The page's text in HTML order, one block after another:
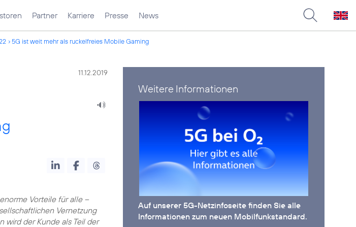
Partner Karriere Presse News
5G ist weit mehr als ruckelfreies Mobile Gaming
11.12.2019
Vorteile für alle –
Vernetzung
wird der Kunde als Teil der
Weitere Informationen
Auf unserer 5G-Netzinfoseite finden Sie alle
Informationen zum neuen Mobilfunkstandard.